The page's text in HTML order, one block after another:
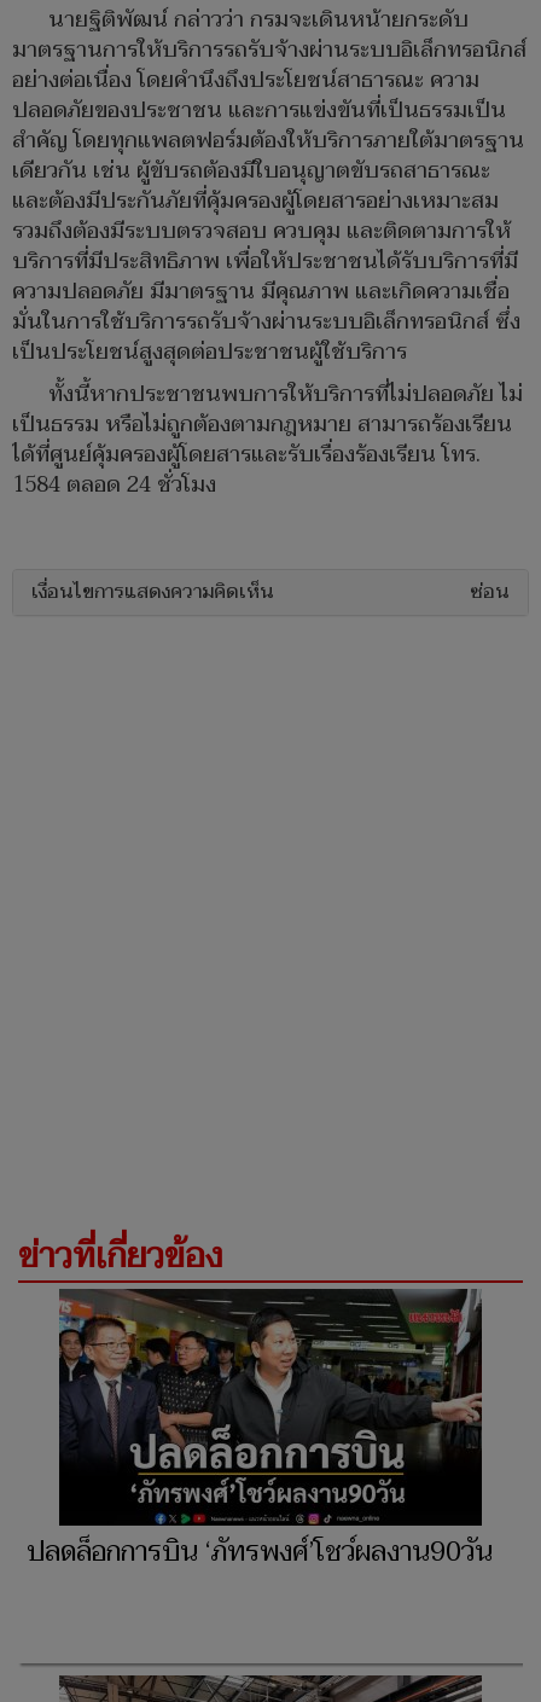
นายฐิติพัฒน์ กล่าวว่า กรมจะเดินหน้ายกระดับ
มาตรฐานการให้บริการรถรับจ้างผ่านระบบอิเล็กทรอนิกส์
อย่างต่อเนื่อง โดยคำนึงถึงประโยชน์สาธารณะ ความ
ปลอดภัยของประชาชน และการแข่งขันที่เป็นธรรมเป็น
สำคัญ โดยทุกแพลตฟอร์มต้องให้บริการภายใต้มาตรฐาน
เดียวกัน เช่น ผู้ขับรถต้องมีใบอนุญาตขับรถสาธารณะ
และต้องมีประกันภัยที่คุ้มครองผู้โดยสารอย่างเหมาะสม
รวมถึงต้องมีระบบตรวจสอบ ควบคุม และติดตามการให้
บริการที่มีประสิทธิภาพ เพื่อให้ประชาชนได้รับบริการที่มี
ความปลอดภัย มีมาตรฐาน มีคุณภาพ และเกิดความเชื่อ
มั่นในการใช้บริการรถรับจ้างผ่านระบบอิเล็กทรอนิกส์ ซึ่ง
เป็นประโยชน์สูงสุดต่อประชาชนผู้ใช้บริการ
ทั้งนี้หากประชาชนพบการให้บริการที่ไม่ปลอดภัย ไม่
เป็นธรรม หรือไม่ถูกต้องตามกฎหมาย สามารถร้องเรียน
ได้ที่ศูนย์คุ้มครองผู้โดยสารและรับเรื่องร้องเรียน โทร.
1584 ตลอด 24 ชั่วโมง
เงื่อนไขการแสดงความคิดเห็น ซ่อน
ข่าวที่เกี่ยวข้อง
ปลดล็อกการบิน ‘ภัทรพงศ์’โชว์ผลงาน90วัน